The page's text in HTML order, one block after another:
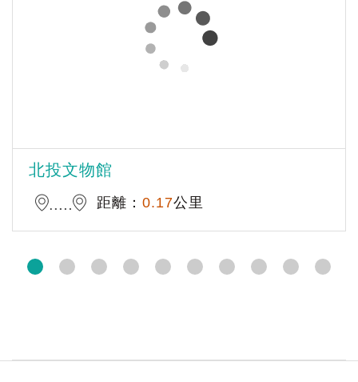
北投文物館
距離： 0.17公里